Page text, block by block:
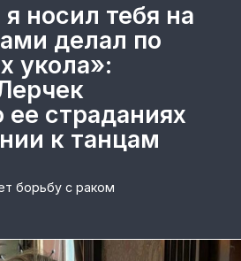
носил тебя на
делал по
укола»:
ее страданиях
к танцам
борьбу с раком